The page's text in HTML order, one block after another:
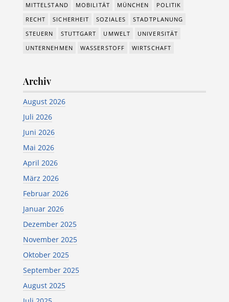
MITTELSTAND
MOBILITÄT MÜNCHEN
POLITIK
RECHT
SICHERHEIT SOZIALES
STADTPLANUNG
STEUERN
STUTTGART UMWELT
UNIVERSITÄT
UNTERNEHMEN
WASSERSTOFF WIRTSCHAFT
Archiv
August 2026
Juli 2026
Juni 2026
Mai 2026
April 2026
März 2026
Februar 2026
Januar 2026
Dezember 2025
November 2025
Oktober 2025
September 2025
August 2025